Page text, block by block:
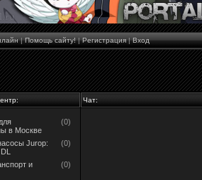
|Помощь сайту!|Регистрация|Вход
Чат:
в Москве
(0)
Jurop:
(0)
и
(0)